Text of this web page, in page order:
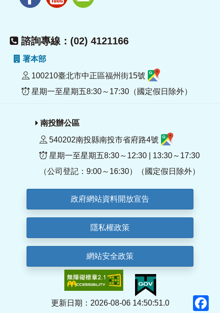
諮詢專線：(02) 4121166
署本部
100210臺北市中正區福州街15號
星期一至星期五8:30～17:30（國定假日除外）
南投辦公區
540202南投縣南投市省府路4號
星期一至星期五8:30～12:30 | 13:30～17:30
（公司登記：9:00～16:30）（國定假日除外）
政府網站資料開放宣告
隱私權政策
網站安全政策
更新日期：2026-08-06 14:50:51.0